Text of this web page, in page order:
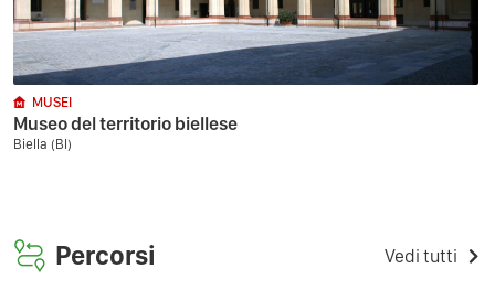
MUSEI
Museo del territorio biellese
Biella (BI)
Percorsi Vedi tutti